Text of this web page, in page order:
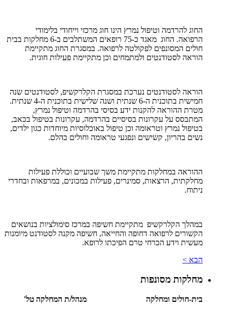
החוג להרדמה וטיפול נמרץ הינו חוג מרכזי וייחודי בלימודי
הרפואה. החוג מאגד כ-75 רופאים המשתלבים ב-6 מחלקות בבית
חולים המסונפים לפקולטה לרפואה. במסגרת החוג מתקיימת
הוראה לסטודנטים ולמתמחים וכן מתקיימת פעילות חוגית.
הוראה לסטודנטים נערכת במסגרת הקלרקשיפ, לסטודנטים שנה
חמישית בתוכנית ה-6 שנתית ושנה שלישית בתוכנית ה-4 שנתית.
מטרת ההוראה להקנות ידע בסיסי בהרדמה וטיפול נמרץ,
המתבסס על עקרונות בסיסיים בהרדמה, עקרונות בטיפול בכאב,
בטיפול נמרץ וטראומה וכן טיפול באוכלוסיות מיוחדות כגון ילדים,
נשים בהריון, קשישים ונפגעי טראומה וחולים בהלם.
ההוראה במחלקות מתקיימת משך שבועיים וכוללת פעילות
מחלקתית, הרצאות, סמינרים, פעילות במכונים, במרפאות ובחדרי
ניתוח.
במהלך הקלרקשיפ מתקיימת חשיפה במרכז סימולציות בנושאים
הקשורים לרפואה דחופה והחייאה, חשיפה מקנה לסטודנט מיומנות
מעשית וידע הכרחי טרם הפיכתו לרופא.
הבא >
מחלקות מסונפות
בית-חולים ומחלקה מנהל/ת המחלקה טל'